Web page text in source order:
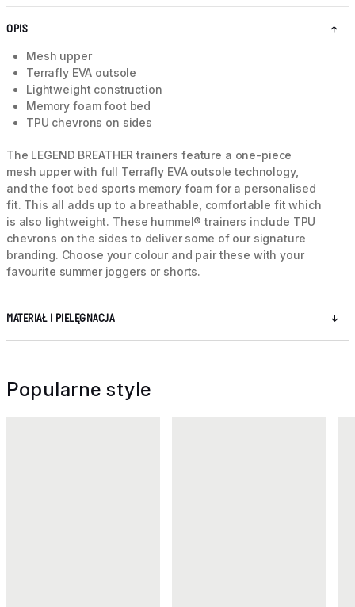
OPIS
Mesh upper
Terrafly EVA outsole
Lightweight construction
Memory foam foot bed
TPU chevrons on sides
The LEGEND BREATHER trainers feature a one-piece
mesh upper with full Terrafly EVA outsole technology,
and the foot bed sports memory foam for a personalised
fit. This all adds up to a breathable, comfortable fit which
is also lightweight. These hummel® trainers include TPU
chevrons on the sides to deliver some of our signature
branding. Choose your colour and pair these with your
favourite summer joggers or shorts.
MATERIAŁ I PIELĘGNACJA
Popularne style